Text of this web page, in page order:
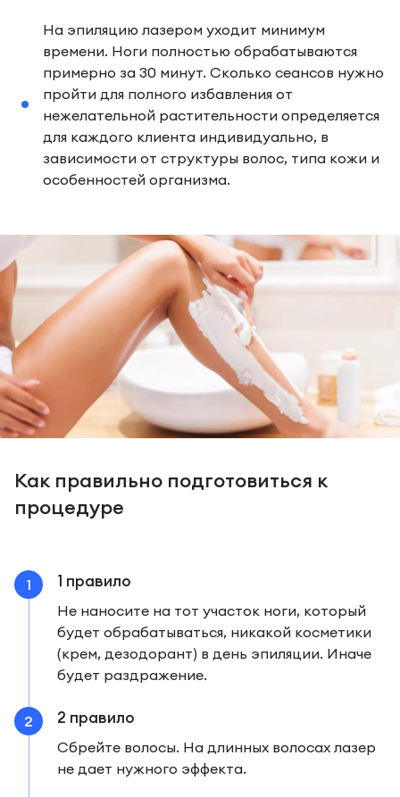
На эпиляцию лазером уходит минимум
времени. Ноги полностью обрабатываются
примерно за 30 минут. Сколько сеансов нужно
пройти для полного избавления от
нежелательной растительности определяется
для каждого клиента индивидуально, в
зависимости от структуры волос, типа кожи и
особенностей организма.
Как правильно подготовиться к
процедуре
1 правило
Не наносите на тот участок ноги, который
будет обрабатываться, никакой косметики
(крем, дезодорант) в день эпиляции. Иначе
будет раздражение.
2 правило
Сбрейте волосы. На длинных волосах лазер
не дает нужного эффекта.